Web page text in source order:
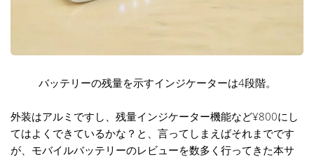
バッテリーの残量を示すインジケーターは4段階。
外装はアルミですし、残量インジケーター機能など¥800にし
てはよくできているかな？と、言ってしまえばそれまでです
が、モバイルバッテリーのレビューを数多く行ってきた本サ